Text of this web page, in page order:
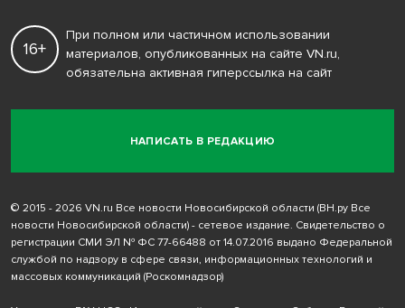
НАПИСАТЬ В РЕДАКЦИЮ
16+
При полном или частичном использовании
материалов, опубликованных на сайте VN.ru,
обязательна активная гиперссылка на сайт
© 2015 - 2026 VN.ru Все новости Новосибирской области (ВН.ру Все
новости Новосибирской области) - сетевое издание. Свидетельство о
регистрации СМИ ЭЛ № ФС 77-66488 от 14.07.2016 выдано Федеральной
службой по надзору в сфере связи, информационных технологий и
массовых коммуникаций (Роскомнадзор)